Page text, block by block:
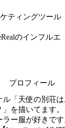
ティングツール
のインフルエ
プロフィール
ル「天使の別荘
」を描いてます
ラー服が好きで